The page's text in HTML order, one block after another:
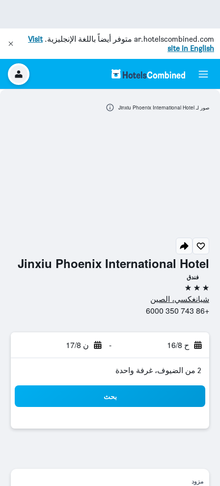
ar.hotelscombined.com متوفر أيضاً باللغة الإنجليزية.Visit
site in English
Jinxiu Phoenix International Hotel
فندق
3 نجوم
شيانغكسي، الصين
+86 743 350 6000
ح 16/8 - ن 17/8
2 من الضيوف، غرفة واحدة
بحث
مزود
صور لـ Jinxiu Phoenix International Hotel